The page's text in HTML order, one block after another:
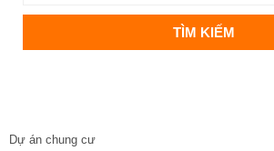
Dự án chung cư